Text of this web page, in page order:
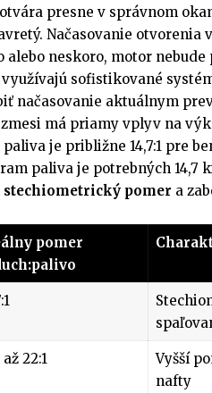
presne v správnom
Načasovanie
neskoro, motor
sofistikované
načasovanie aktuálnym
má priamy vplyv na
je približne 14,7:1 pre
paliva je potrebných 14,7
stechiometrický pomer a
pomer
až 22:1
Vyšší
nafty